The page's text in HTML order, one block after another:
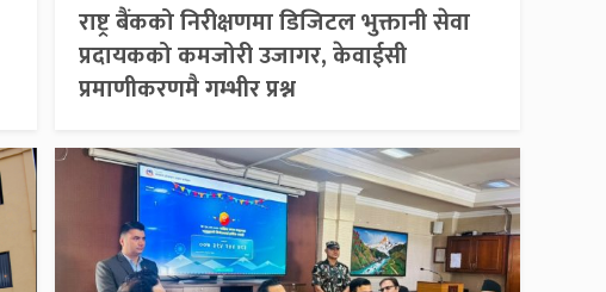
राष्ट्र बैंकको निरीक्षणमा डिजिटल भुक्तानी सेवा
प्रदायकको कमजोरी उजागर, केवाईसी
प्रमाणीकरणमै गम्भीर प्रश्न